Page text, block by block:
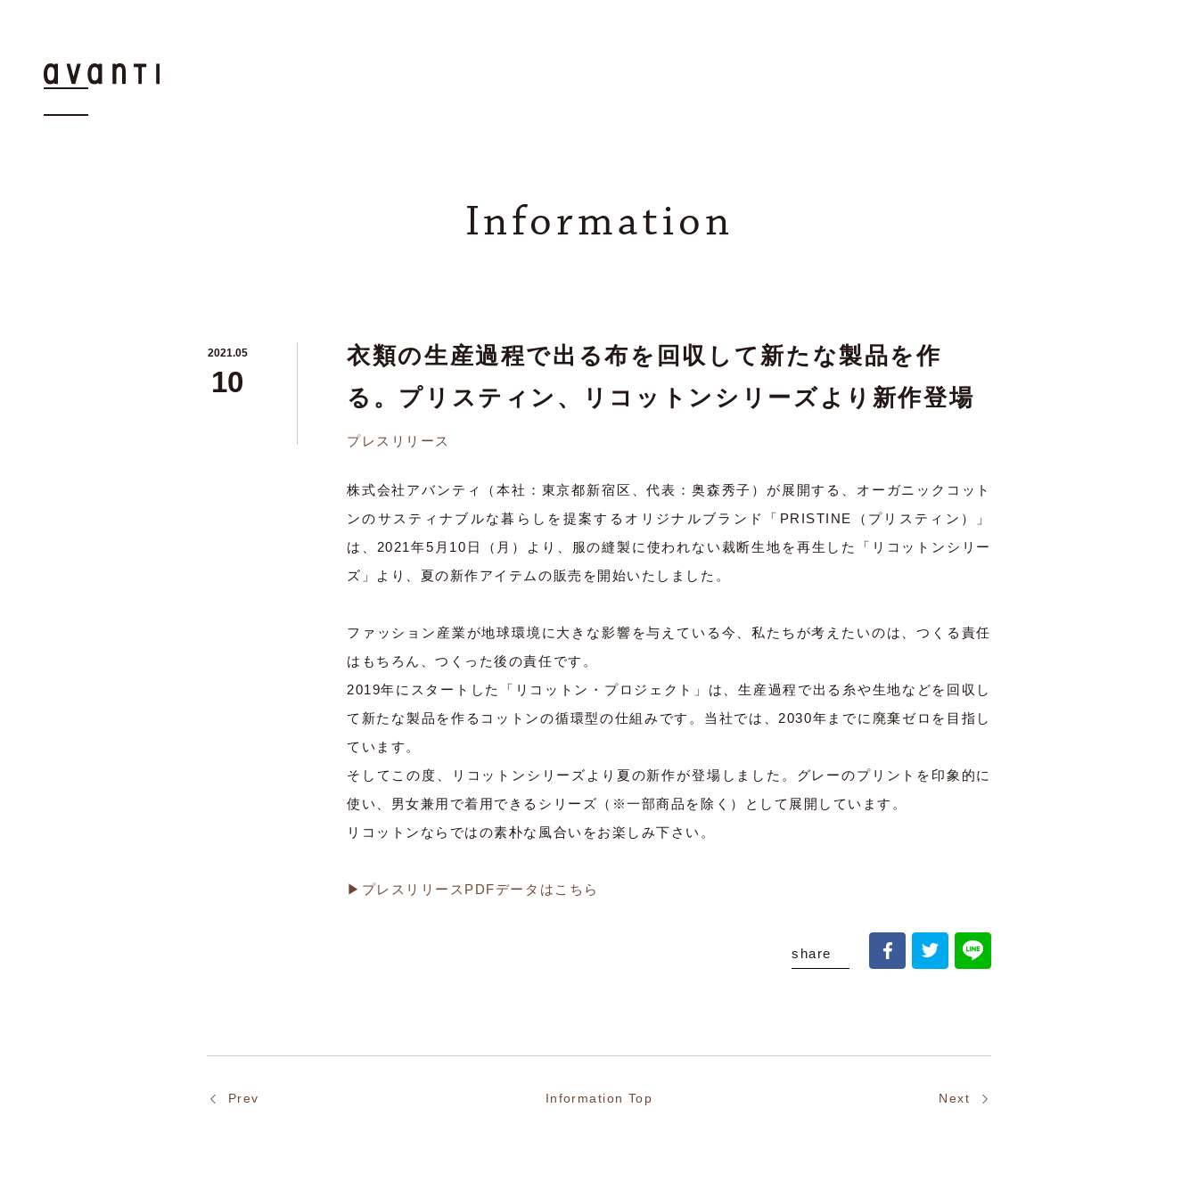
Information
2021.05
10
衣類の生産過程で出る布を回収して新たな製品を作
る。プリスティン、リコットンシリーズより新作登場
プレスリリース
株式会社アバンティ（本社：東京都新宿区、代表：奥森秀子）が展開する、オーガニックコット
ンのサスティナブルな暮らしを提案するオリジナルブランド「PRISTINE（プリスティン）」
は、2021年5月10日（月）より、服の縫製に使われない裁断生地を再生した「リコットンシリー
ズ」より、夏の新作アイテムの販売を開始いたしました。
ファッション産業が地球環境に大きな影響を与えている今、私たちが考えたいのは、つくる責任
はもちろん、つくった後の責任です。
2019年にスタートした「リコットン・プロジェクト」は、生産過程で出る糸や生地などを回収し
て新たな製品を作るコットンの循環型の仕組みです。当社では、2030年までに廃棄ゼロを目指し
ています。
そしてこの度、リコットンシリーズより夏の新作が登場しました。グレーのプリントを印象的に
使い、男女兼用で着用できるシリーズ（※一部商品を除く）として展開しています。
リコットンならではの素朴な風合いをお楽しみ下さい。
▶プレスリリースPDFデータはこちら
share
Prev Information Top Next